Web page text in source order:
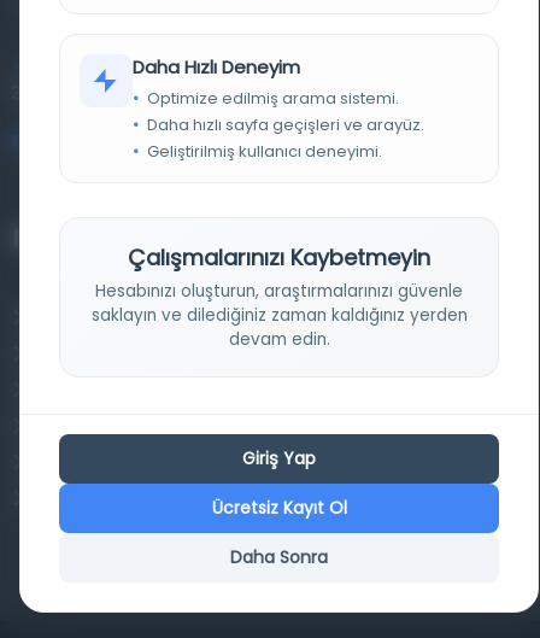
Entertech Ofis: 322 İstanbul Ün. Avcılar Kampüsü Avcılar,
34320 İstanbul
bilgi@osmanlica.com
Osmanlica.com
Transkripsiyon Alfabesi Çevirisi
Tarihi Dokümanlarda Görüntü İyileştirilmesi
Daha Hızlı Deneyim
Optimize edilmiş arama sistemi.
Daha hızlı sayfa geçişleri ve arayüz.
Geliştirilmiş kullanıcı deneyimi.
Çalışmalarınızı Kaybetmeyin
Hesabınızı oluşturun, araştırmalarınızı güvenle
saklayın ve dilediğiniz zaman kaldığınız yerden
devam edin.
Giriş Yap
Ücretsiz Kayıt Ol
Daha Sonra